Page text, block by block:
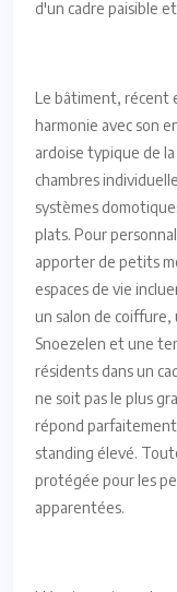
d'un cadre paisible
Le bâtiment, récent
harmonie avec son
ardoise typique de
chambres
systèmes
plats. Pour
apporter de petits
espaces de vie
un salon de coiffure,
Snoezelen et une
résidents dans un
ne soit pas le plus
répond
standing élevé.
protégée pour les
apparentées.